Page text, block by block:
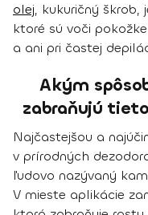
olej, kukuričný škrob,
ktoré sú voči
a ani pri častej
Akým
zabraňujú
Najčastejšou a
v prírodných
ľudovo nazývaný
V mieste aplikácie